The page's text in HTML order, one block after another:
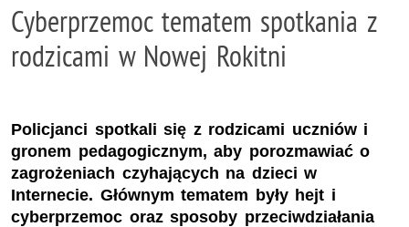
Cyberprzemoc tematem spotkania z
rodzicami w Nowej Rokitni
Policjanci spotkali się z rodzicami uczniów i
gronem pedagogicznym, aby porozmawiać o
zagrożeniach czyhających na dzieci w
Internecie. Głównym tematem były hejt i
cyberprzemoc oraz sposoby przeciwdziałania